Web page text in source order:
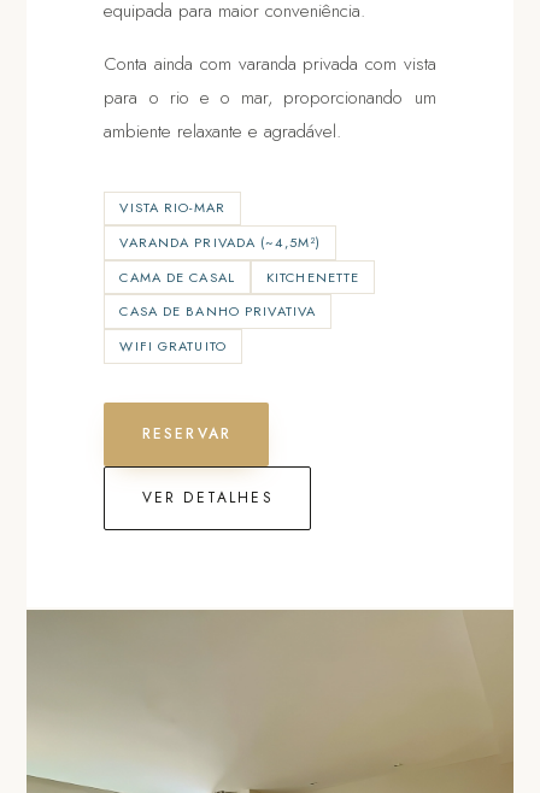
equipada para maior conveniência.
Conta ainda com varanda privada com vista
para o rio e o mar, proporcionando um
ambiente relaxante e agradável.
VISTA RIO-MAR
VARANDA PRIVADA (~4,5M²)
CAMA DE CASAL
KITCHENETTE
CASA DE BANHO PRIVATIVA
WIFI GRATUITO
RESERVAR
VER DETALHES